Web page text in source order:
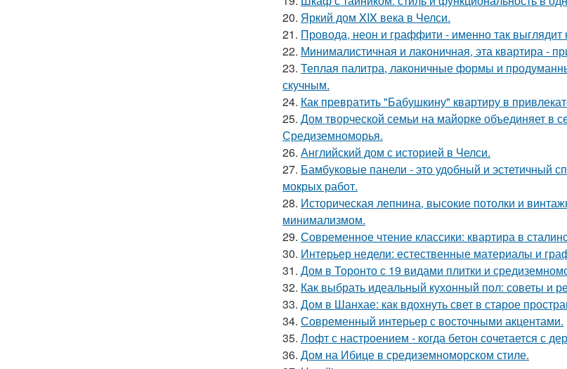
20. Яркий дом XIX века в Челси.
21. Провода, неон и граффити - именно так
22. Минималистичная и лаконичная, эта квартира -
23. Теплая палитра, лаконичные формы и
скучным.
24. Как превратить "Бабушкину" квартиру в
25. Дом творческой семьи на майорке объединяет в
Средиземноморья.
26. Английский дом с историей в Челси.
27. Бамбуковые панели - это удобный и эстетичный
мокрых работ.
28. Историческая лепнина, высокие потолки и
минимализмом.
29. Современное чтение классики: квартира в
30. Интерьер недели: естественные материалы и
31. Дом в Торонто с 19 видами плитки и
32. Как выбрать идеальный кухонный пол: советы и
33. Дом в Шанхае: как вдохнуть свет в старое
34. Современный интерьер с восточными акцентами.
35. Лофт с настроением - когда бетон сочетается с
36. Дом на Ибице в средиземноморском стиле.